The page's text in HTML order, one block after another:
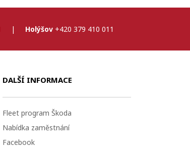
| Holýšov +420 379 410 011
DALŠÍ INFORMACE
Fleet program Škoda
Nabídka zaměstnání
Facebook